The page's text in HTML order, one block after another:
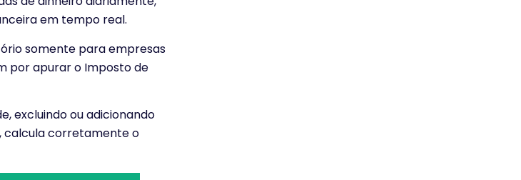
em tempo real.
somente para empresas
por apurar o Imposto de
excluindo ou adicionando
calcula corretamente o